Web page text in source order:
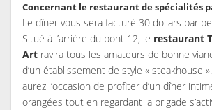
Concernant le restaurant de spécialités
Le dîner vous sera facturé 30 dollars par
Situé à l’arrière du pont 12, le restaurant
Art ravira tous les amateurs de bonne
d’un établissement de style « steakhouse
aurez l’occasion de profiter d’un dîner
orangées tout en regardant la brigade